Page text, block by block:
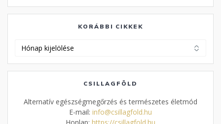
KORÁBBI CIKKEK
CSILLAGFÖLD
Alternatív egészségmegőrzés és természetes életmód
E-mail: info@csillagfold.hu